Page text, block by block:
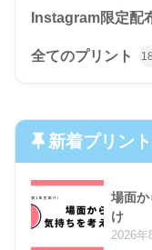
Instagram限定配
全てのプリント
新着プリント
場面
け
2026年